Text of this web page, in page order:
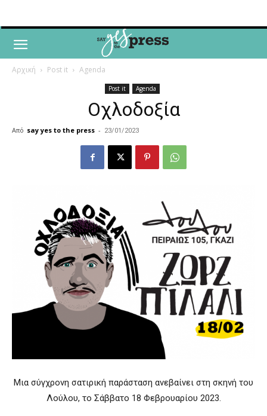
Αρχική Post it Agenda
Post it Agenda
Οχλοδοξία
Από say yes to the press - 23/01/2023
Μια σύγχρονη σατιρική παράσταση ανεβαίνει στη σκηνή του
Λούλου, το Σάββατο 18 Φεβρουαρίου 2023.